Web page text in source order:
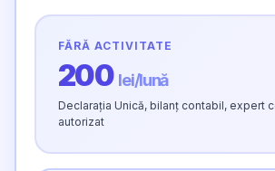
FĂRĂ ACTIVITATE
200 lei/lună
Declarația Unică, bilanț contabil, expert
autorizat